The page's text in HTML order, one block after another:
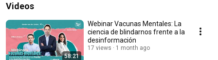
Videos
58:21
Webinar Vacunas Mentales: La
ciencia de blindarnos frente a la
desinformación
17 views 1 month ago